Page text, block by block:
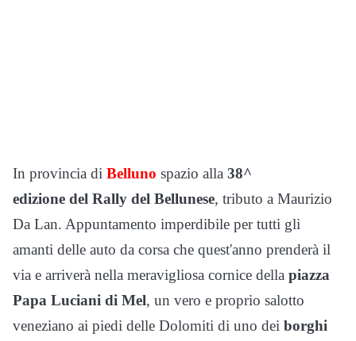
In provincia di Belluno spazio alla 38^
edizione del Rally del Bellunese, tributo a Maurizio
Da Lan. Appuntamento imperdibile per tutti gli
amanti delle auto da corsa che quest'anno prenderà il
via e arriverà nella meravigliosa cornice della piazza
Papa Luciani di Mel, un vero e proprio salotto
veneziano ai piedi delle Dolomiti di uno dei borghi